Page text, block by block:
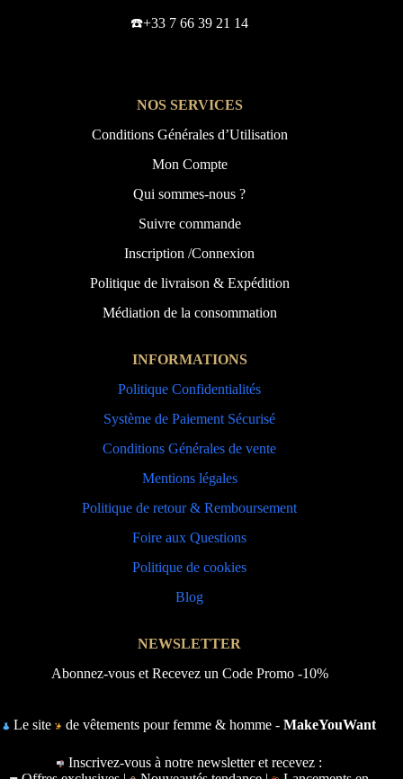
☎️+33 7 66 39 21 14
NOS SERVICES
Conditions Générales d’Utilisation
Mon Compte
Qui sommes-nous ?
Suivre commande
Inscription /Connexion
Politique de livraison & Expédition
Médiation de la consommation
INFORMATIONS
Politique Confidentialités
Système de Paiement Sécurisé
Conditions Générales de vente
Mentions légales
Politique de retour & Remboursement
Foire aux Questions
Politique de cookies
Blog
NEWSLETTER
Abonnez-vous et Recevez un Code Promo -10%
Le site de vêtements pour femme & homme -MakeYouWant
Inscrivez-vous à notre newsletter et recevez :